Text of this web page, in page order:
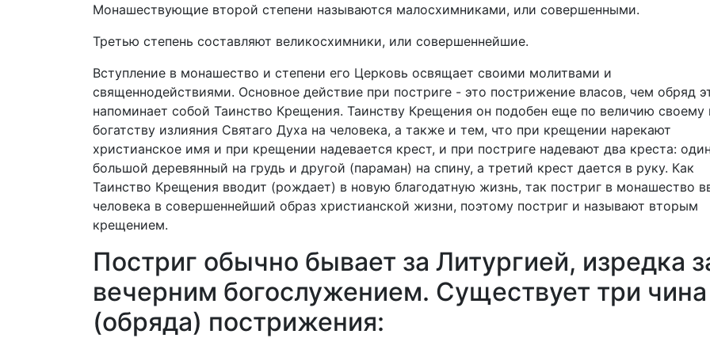
Монашествующие второй степени называются малосхимниками, или совершенными.
Третью степень составляют великосхимники, или совершеннейшие.
Вступление в монашество и степени его Церковь освящает своими молитвами и
священнодействиями. Основное действие при постриге - это пострижение власов, чем обряд
напоминает собой Таинство Крещения. Таинству Крещения он подобен еще по величию своему
богатству излияния Святаго Духа на человека, а также и тем, что при крещении нарекают
христианское имя и при крещении надевается крест, и при постриге надевают два креста: один
большой деревянный на грудь и другой (параман) на спину, а третий крест дается в руку. Как
Таинство Крещения вводит (рождает) в новую благодатную жизнь, так постриг в монашество
человека в совершеннейший образ христианской жизни, поэтому постриг и называют вторым
крещением.
Постриг обычно бывает за Литургией, изредка
вечерним богослужением. Существует три чина
(обряда) пострижения: